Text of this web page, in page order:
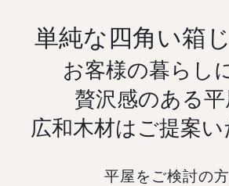
単純な四角い箱
お客様の暮らし
贅沢感のある平
広和木材はご提案い
平屋をご検討の方